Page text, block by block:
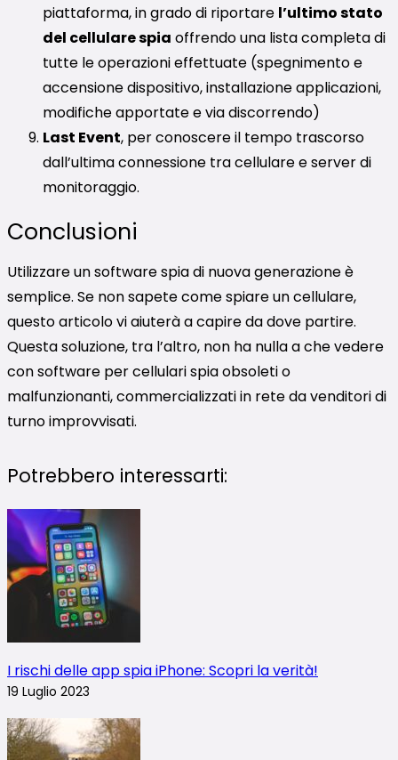
piattaforma, in grado di riportare l’ultimo stato
del cellulare spia offrendo una lista completa di
tutte le operazioni effettuate (spegnimento e
accensione dispositivo, installazione applicazioni,
modifiche apportate e via discorrendo)
Last Event, per conoscere il tempo trascorso
dall’ultima connessione tra cellulare e server di
monitoraggio.
Conclusioni
Utilizzare un software spia di nuova generazione è
semplice. Se non sapete come spiare un cellulare,
questo articolo vi aiuterà a capire da dove partire.
Questa soluzione, tra l’altro, non ha nulla a che vedere
con software per cellulari spia obsoleti o
malfunzionanti, commercializzati in rete da venditori di
turno improvvisati.
Potrebbero interessarti:
I rischi delle app spia iPhone: Scopri la verità!
19 Luglio 2023